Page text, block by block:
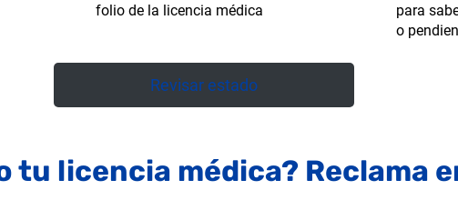
folio de la licencia médica
para
o
Revisar estado
tu licencia médica? Reclama